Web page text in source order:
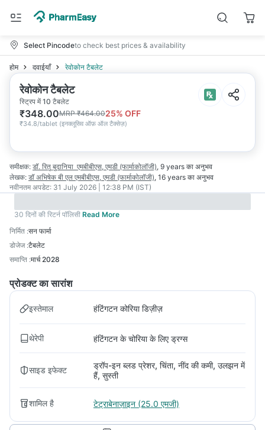
Select Pincodeto check best prices & availability
होम दवाईयाँ रेवोकोन टैबलेट
रेवोकोन टैबलेट
स्ट्रिप में 10 टैबलेट
₹348.00MRP₹464.0025% OFF
₹34.8/tablet (इनक्लूसिव ऑफ़ ऑल टैक्सेज़)
समीक्षक: डॉ. रितु बुदानिया एमबीबीएस, एमडी (फार्माकोलॉजी), 9 years का अनुभव
लेखक: डॉ अभिषेक बी एल एमबीबीएस, एमडी (फार्माकोलॉजी), 16 years का अनुभव
नवीनतम अपडेट: 31 July 2026 | 12:38 PM (IST)
30 दिनों की रिटर्न पॉलिसी Read More
निर्मित :सन फार्मा
डोजेज :टैबलेट
समाप्ति :मार्च 2028
प्रोडक्ट का सारांश
इस्तेमाल हंटिंगटन कोरिया डिज़ीज़
थेरेपी हंटिंगटन के चोरिया के लिए ड्रग्स
साइड इफेक्ट
ड्रॉप-इन ब्लड प्रेशर, चिंता, नींद की कमी, उलझन में
हैं, सुस्ती
शामिल है टेट्राबेनाज़ाइन (25.0 एमजी)